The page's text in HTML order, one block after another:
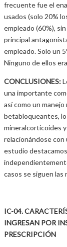
frecuente fue el
usados (solo 20%
empleado (60%),
principal
empleado. Solo un
Ninguno de ellos
CONCLUSIONES:
una importante
así como un
betabloqueantes,
mineralcorticoides
relacionándose con
estudio
casos se siguen las
IC-04.
INGRESAN POR
PRESCRIPCIÓN